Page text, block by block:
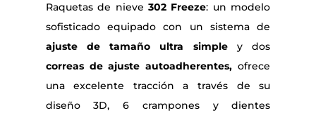
Raquetas de nieve 302 Freeze: un modelo
sofisticado equipado con un sistema de
ajuste de tamaño ultra simpley dos
correas de ajuste autoadherentes, ofrece
una excelente tracción a través de su
diseño 3D, 6 crampones y dientes